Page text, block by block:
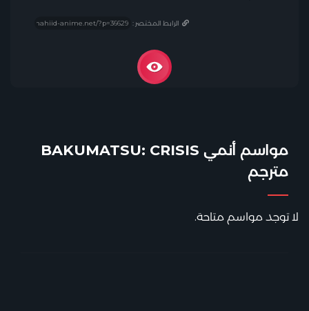
الرابط المختصر :
مواسم أنمي BAKUMATSU: CRISIS
مترجم
لا توجد مواسم متاحة.